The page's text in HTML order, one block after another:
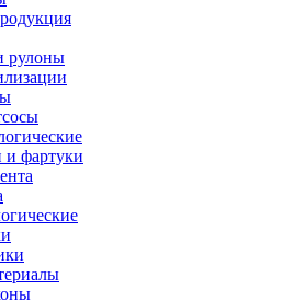
рулоны
и фартуки